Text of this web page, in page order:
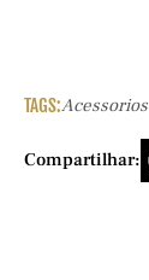
TAGS:Acessorios
Compartilhar: